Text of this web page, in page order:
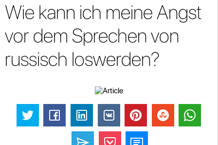
Wie kann ich meine Angst
vor dem Sprechen von
russisch loswerden?